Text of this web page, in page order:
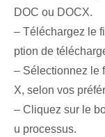
DOC ou DOCX.
– Téléchargez le
ption de
– Sélectionnez le
X, selon vos
– Cliquez sur le
u processus.